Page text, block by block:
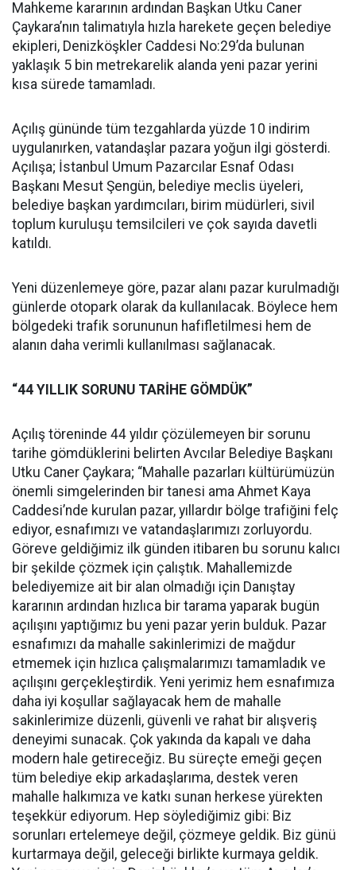
Mahkeme kararının ardından Başkan Utku Caner
Çaykara’nın talimatıyla hızla harekete geçen belediye
ekipleri, Denizköşkler Caddesi No:29’da bulunan
yaklaşık 5 bin metrekarelik alanda yeni pazar yerini
kısa sürede tamamladı.
Açılış gününde tüm tezgahlarda yüzde 10 indirim
uygulanırken, vatandaşlar pazara yoğun ilgi gösterdi.
Açılışa; İstanbul Umum Pazarcılar Esnaf Odası
Başkanı Mesut Şengün, belediye meclis üyeleri,
belediye başkan yardımcıları, birim müdürleri, sivil
toplum kuruluşu temsilcileri ve çok sayıda davetli
katıldı.
Yeni düzenlemeye göre, pazar alanı pazar kurulmadığı
günlerde otopark olarak da kullanılacak. Böylece hem
bölgedeki trafik sorununun hafifletilmesi hem de
alanın daha verimli kullanılması sağlanacak.
“44 YILLIK SORUNU TARİHE GÖMDÜK”
Açılış töreninde 44 yıldır çözülemeyen bir sorunu
tarihe gömdüklerini belirten Avcılar Belediye Başkanı
Utku Caner Çaykara; “Mahalle pazarları kültürümüzün
önemli simgelerinden bir tanesi ama Ahmet Kaya
Caddesi’nde kurulan pazar, yıllardır bölge trafiğini felç
ediyor, esnafımızı ve vatandaşlarımızı zorluyordu.
Göreve geldiğimiz ilk günden itibaren bu sorunu kalıcı
bir şekilde çözmek için çalıştık. Mahallemizde
belediyemize ait bir alan olmadığı için Danıştay
kararının ardından hızlıca bir tarama yaparak bugün
açılışını yaptığımız bu yeni pazar yerin bulduk. Pazar
esnafımızı da mahalle sakinlerimizi de mağdur
etmemek için hızlıca çalışmalarımızı tamamladık ve
açılışını gerçekleştirdik. Yeni yerimiz hem esnafımıza
daha iyi koşullar sağlayacak hem de mahalle
sakinlerimize düzenli, güvenli ve rahat bir alışveriş
deneyimi sunacak. Çok yakında da kapalı ve daha
modern hale getireceğiz. Bu süreçte emeği geçen
tüm belediye ekip arkadaşlarıma, destek veren
mahalle halkımıza ve katkı sunan herkese yürekten
teşekkür ediyorum. Hep söylediğimiz gibi: Biz
sorunları ertelemeye değil, çözmeye geldik. Biz günü
kurtarmaya değil, geleceği birlikte kurmaya geldik.